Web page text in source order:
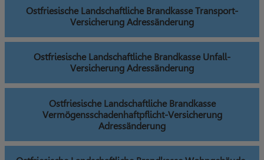
Ostfriesische Landschaftliche Brandkasse Transport-
Versicherung Adressänderung
Ostfriesische Landschaftliche Brandkasse Unfall-
Versicherung Adressänderung
Ostfriesische Landschaftliche Brandkasse
Vermögensschadenhaftpflicht-Versicherung
Adressänderung